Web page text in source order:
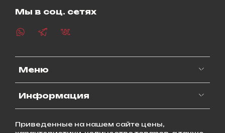
Меню
Информация
Мы в соц. сетях
Приведенные на нашем сайте цены,